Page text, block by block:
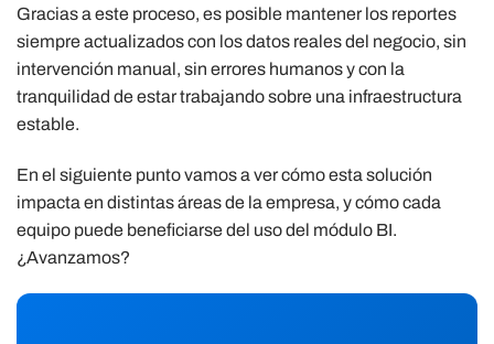
Gracias a este proceso, es posible mantener los reportes
siempre actualizados con los datos reales del negocio, sin
intervención manual, sin errores humanos y con la
tranquilidad de estar trabajando sobre una infraestructura
estable.
En el siguiente punto vamos a ver cómo esta solución
impacta en distintas áreas de la empresa, y cómo cada
equipo puede beneficiarse del uso del módulo BI.
¿Avanzamos?